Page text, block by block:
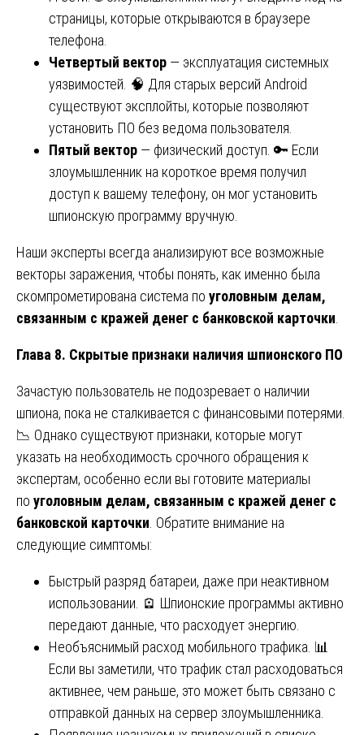
страницы, которые открываются в браузере
телефона.
Четвертый вектор — эксплуатация системных
уязвимостей. 🧠 Для старых версий Android
существуют эксплойты, которые позволяют
установить ПО без ведома пользователя.
Пятый вектор — физический доступ. 🔑 Если
злоумышленник на короткое время получил
доступ к вашему телефону, он мог установить
шпионскую программу вручную.
Наши эксперты всегда анализируют все возможные
векторы заражения, чтобы понять, как именно была
скомпрометирована система по уголовным делам,
связанным с кражей денег с банковской карточки
Глава 8. Скрытые признаки наличия шпионского ПО
Зачастую пользователь не подозревает о наличии
шпиона, пока не сталкивается с финансовыми потерями.
📉 Однако существуют признаки, которые могут
указать на необходимость срочного обращения к
экспертам, особенно если вы готовите материалы
по уголовным делам, связанным с кражей денег с
банковской карточки . Обратите внимание на
следующие симптомы:
Быстрый разряд батареи, даже при неактивном
использовании. 🪫 Шпионские программы активно
передают данные, что расходует энергию.
Необъяснимый расход мобильного трафика. 📊
Если вы заметили, что трафик стал расходоваться
активнее, чем раньше, это может быть связано с
отправкой данных на сервер злоумышленника.